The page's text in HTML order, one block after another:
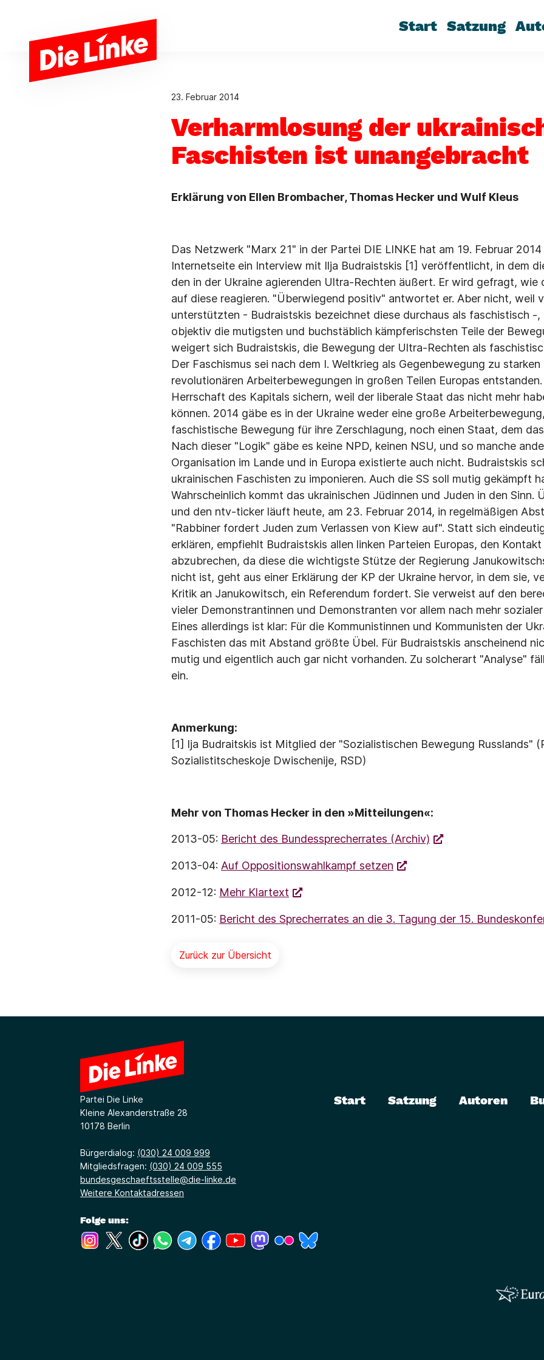
Start Satzung
23. Februar 2014
Verharmlosung der
Faschisten ist unangebracht
Erklärung von Ellen Brombacher, Thomas Hecker und Wulf Kleus
Das Netzwerk "Marx 21" in der Partei DIE LINKE hat am 19. Februar
Internetseite ein Interview mit Ilja Budraistskis [1] veröffentlicht, in dem
den in der Ukraine agierenden Ultra-Rechten äußert. Er wird gefragt, wie
auf diese reagieren. "Überwiegend positiv" antwortet er. Aber nicht, weil
unterstützten - Budraistskis bezeichnet diese durchaus als faschistisch -,
objektiv die mutigsten und buchstäblich kämpferischsten Teile der
weigert sich Budraistskis, die Bewegung der Ultra-Rechten als
Der Faschismus sei nach dem I. Weltkrieg als Gegenbewegung zu
revolutionären Arbeiterbewegungen in großen Teilen Europas
Herrschaft des Kapitals sichern, weil der liberale Staat das nicht mehr
können. 2014 gäbe es in der Ukraine weder eine große
faschistische Bewegung für ihre Zerschlagung, noch einen Staat, dem
Nach dieser "Logik" gäbe es keine NPD, keinen NSU, und so manche
Organisation im Lande und in Europa existierte auch nicht. Budraistskis
ukrainischen Faschisten zu imponieren. Auch die SS soll mutig gekämpft
Wahrscheinlich kommt das ukrainischen Jüdinnen und Juden in den Sinn.
und den ntv-ticker läuft heute, am 23. Februar 2014, in regelmäßigen
"Rabbiner fordert Juden zum Verlassen von Kiew auf". Statt sich
erklären, empfiehlt Budraistskis allen linken Parteien Europas, den
abzubrechen, da diese die wichtigste Stütze der Regierung
nicht ist, geht aus einer Erklärung der KP der Ukraine hervor, in dem sie,
Kritik an Janukowitsch, ein Referendum fordert. Sie verweist auf den
vieler Demonstrantinnen und Demonstranten vor allem nach mehr
Eines allerdings ist klar: Für die Kommunistinnen und Kommunisten der
Faschisten das mit Abstand größte Übel. Für Budraistskis anscheinend
mutig und eigentlich auch gar nicht vorhanden. Zu solcherart "Analyse"
ein.
Anmerkung:
[1] lja Budraitskis ist Mitglied der "Sozialistischen Bewegung Russlands"
Sozialistitscheskoje Dwischenije, RSD)
Mehr von Thomas Hecker in den »Mitteilungen«:
2013-05: Bericht des Bundessprecherrates (Archiv)
2013-04: Auf Oppositionswahlkampf setzen
2012-12: Mehr Klartext
2011-05: Bericht des Sprecherrates an die 3. Tagung der 15.
Zurück zur Übersicht
Partei Die Linke
Kleine Alexanderstraße 28
10178 Berlin
Bürgerdialog: (030) 24 009 999
Mitgliedsfragen: (030) 24 009 555
bundesgeschaeftsstelle@die-linke.de
Weitere Kontaktadressen
Folge uns:
(Link öffnet ein neues Fenster)
(Link öffnet ein neues Fenster)
(Link öffnet ein neues Fenster)
(Link öffnet ein neues Fenster)
(Link öffnet ein neues Fenster)
(Link öffnet ein neues Fenster)
(Link öffnet ein neues Fenster)
(Link öffnet ein neues Fenster)
(Link öffnet ein neues Fenster)
Start Satzung Autoren